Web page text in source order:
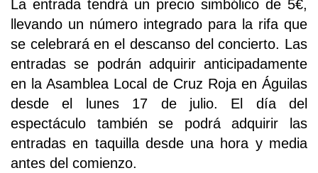
La entrada tendrá un precio simbólico de 5€,
llevando un número integrado para la rifa que
se celebrará en el descanso del concierto. Las
entradas se podrán adquirir anticipadamente
en la Asamblea Local de Cruz Roja en Águilas
desde el lunes 17 de julio. El día del
espectáculo también se podrá adquirir las
entradas en taquilla desde una hora y media
antes del comienzo.